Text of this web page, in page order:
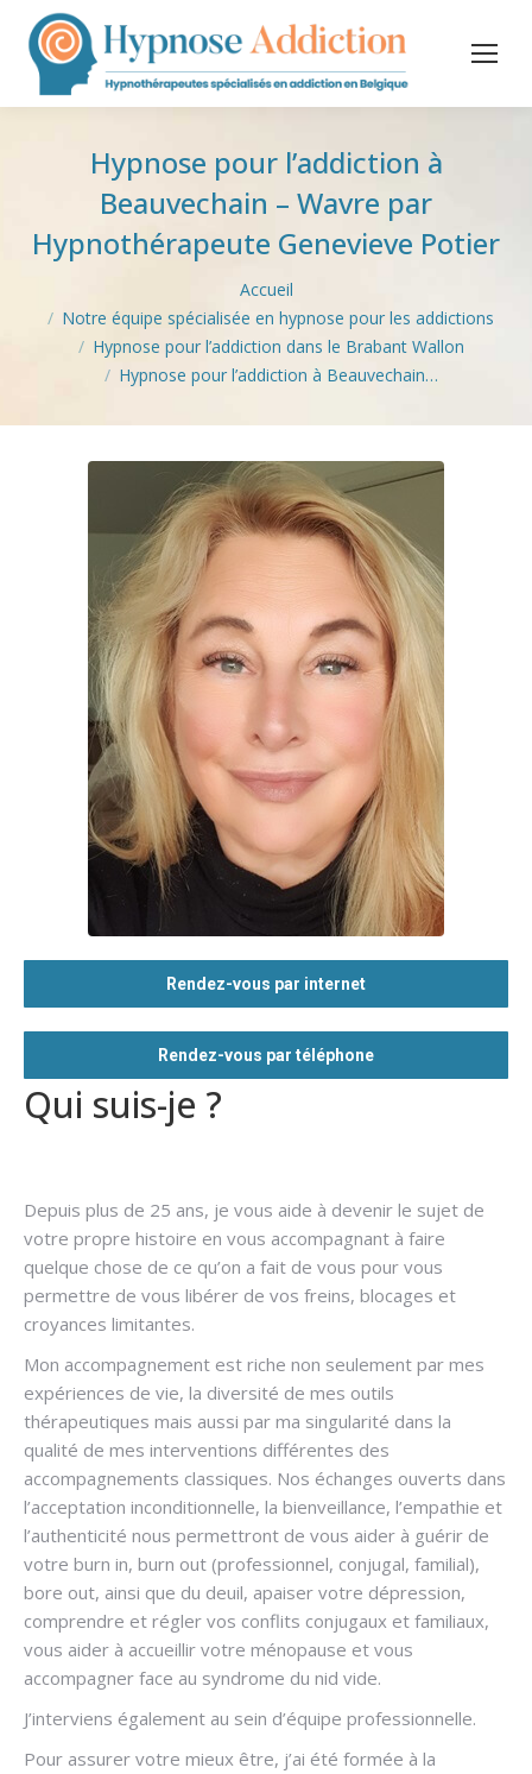
Hypnose pour l’addiction à
Beauvechain – Wavre par
Hypnothérapeute Genevieve Potier
Accueil
Notre équipe spécialisée en hypnose pour les addictions
Hypnose pour l’addiction dans le Brabant Wallon
Hypnose pour l’addiction à Beauvechain…
Qui suis-je ?
Depuis plus de 25 ans, je vous aide à devenir le sujet de
votre propre histoire en vous accompagnant à faire
quelque chose de ce qu’on a fait de vous pour vous
permettre de vous libérer de vos freins, blocages et
croyances limitantes.
Mon accompagnement est riche non seulement par mes
expériences de vie, la diversité de mes outils
thérapeutiques mais aussi par ma singularité dans la
qualité de mes interventions différentes des
accompagnements classiques. Nos échanges ouverts dans
l’acceptation inconditionnelle, la bienveillance, l’empathie et
l’authenticité nous permettront de vous aider à guérir de
votre burn in, burn out (professionnel, conjugal, familial),
bore out, ainsi que du deuil, apaiser votre dépression,
comprendre et régler vos conflits conjugaux et familiaux,
vous aider à accueillir votre ménopause et vous
accompagner face au syndrome du nid vide.
J’interviens également au sein d’équipe professionnelle.
Pour assurer votre mieux être, j’ai été formée à la
Rendez-vous par internet
Rendez-vous par téléphone